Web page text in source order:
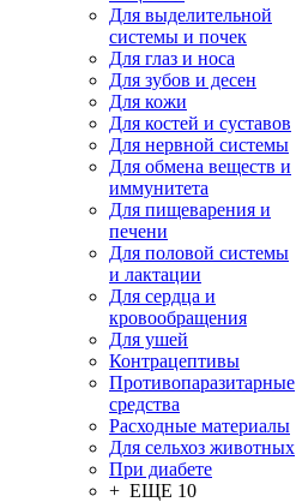
Для выделительной
системы и почек
Для глаз и носа
Для зубов и десен
Для кожи
Для костей и суставов
Для нервной системы
Для обмена веществ и
иммунитета
Для пищеварения и
печени
Для половой системы
и лактации
Для сердца и
кровообращения
Для ушей
Контрацептивы
Противопаразитарные
средства
Расходные материалы
Для сельхоз животных
При диабете
+ ЕЩЕ 10